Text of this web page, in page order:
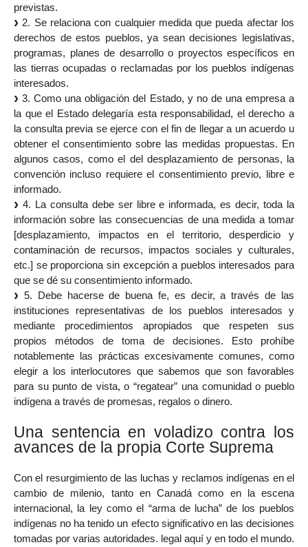
previstas.
2. Se relaciona con cualquier medida que pueda afectar los
derechos de estos pueblos, ya sean decisiones legislativas,
programas, planes de desarrollo o proyectos específicos en
las tierras ocupadas o reclamadas por los pueblos indígenas
interesados.
3. Como una obligación del Estado, y no de una empresa a
la que el Estado delegaría esta responsabilidad, el derecho a
la consulta previa se ejerce con el fin de llegar a un acuerdo u
obtener el consentimiento sobre las medidas propuestas. En
algunos casos, como el del desplazamiento de personas, la
convención incluso requiere el consentimiento previo, libre e
informado.
4. La consulta debe ser libre e informada, es decir, toda la
información sobre las consecuencias de una medida a tomar
[desplazamiento, impactos en el territorio, desperdicio y
contaminación de recursos, impactos sociales y culturales,
etc.] se proporciona sin excepción a pueblos interesados ​​para
que se dé su consentimiento informado.
5. Debe hacerse de buena fe, es decir, a través de las
instituciones representativas de los pueblos interesados ​​y
mediante procedimientos apropiados que respeten sus
propios métodos de toma de decisiones. Esto prohíbe
notablemente las prácticas excesivamente comunes, como
elegir a los interlocutores que sabemos que son favorables
para su punto de vista, o “regatear” una comunidad o pueblo
indígena a través de promesas, regalos o dinero.
Una sentencia en voladizo contra los
avances de la propia Corte Suprema
Con el resurgimiento de las luchas y reclamos indígenas en el
cambio de milenio, tanto en Canadá como en la escena
internacional, la ley como el “arma de lucha” de los pueblos
indígenas no ha tenido un efecto significativo en las decisiones
tomadas por varias autoridades. legal aquí y en todo el mundo.